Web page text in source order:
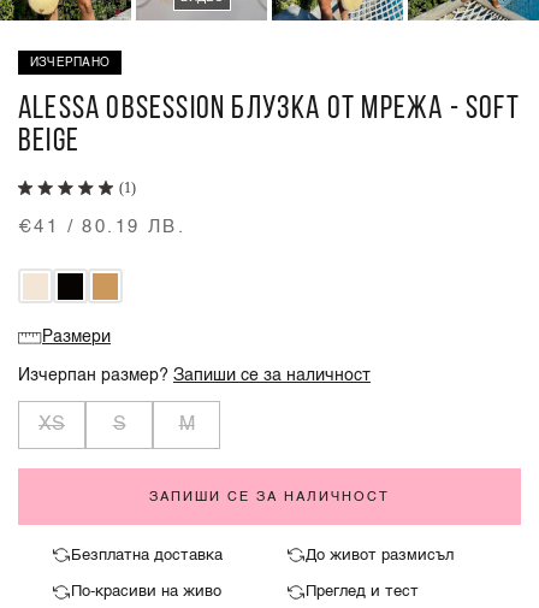
ИЗЧЕРПАНО
ALESSA OBSESSION БЛУЗКА ОТ МРЕЖА - SOFT
BEIGE
(1)
€41 / 80.19 ЛВ.
Размери
Изчерпан размер?Запиши се за наличност
XS S M
ЗАПИШИ СЕ ЗА НАЛИЧНОСТ
Безплатна доставка До живот размисъл
По-красиви на живо Преглед и тест